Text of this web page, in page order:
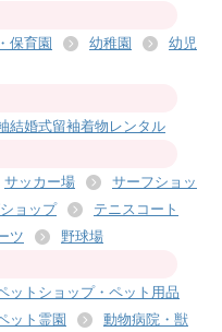
保育園 幼稚園
幼児
結婚式留袖着物レンタル
サッカー場
サーフショッ
ョップ
テニスコート
ツ 野球場
ットショップ・ペット用品
ット霊園
動物病院・獣